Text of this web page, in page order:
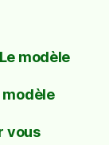
modèle
modèle
vous